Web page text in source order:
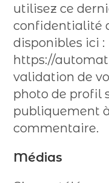
utilisez ce
confidentialité
disponibles ici :
https://
validation de
photo de profil
publiquement
commentaire.
Médias